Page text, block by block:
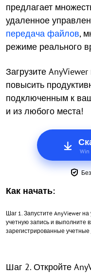
предлагает
удаленное
передача файлов,
режиме реального
Загрузите
повысить
подключенным к
и из любого места!
Как начать:
Шаг 1. Запустите AnyViewer
учетную запись и выполните
зарегистрированные
Шаг 2. Откройте